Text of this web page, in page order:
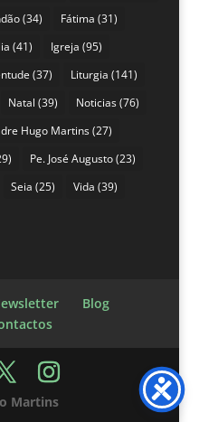
(34) Fátima (31)
(41) Igreja (95)
(37) Liturgia (141)
Natal (39) Noticias(76)
Hugo Martins(27)
Pe. José Augusto(23)
Seia (25) Vida (39)
Blog
Martins